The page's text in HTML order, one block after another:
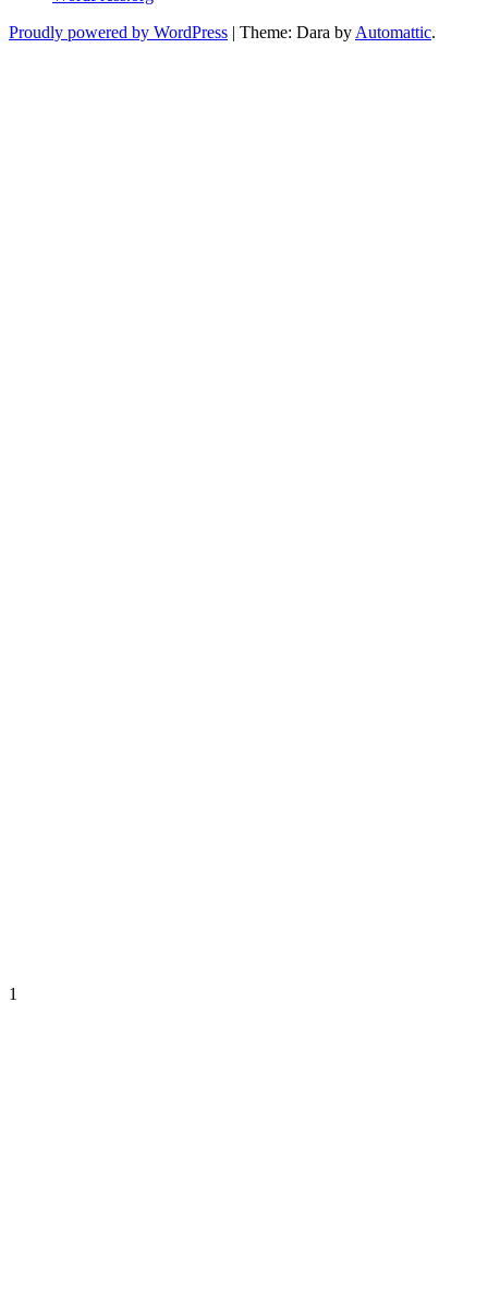
Proudly powered by WordPress | Theme: Dara by Automattic.
1